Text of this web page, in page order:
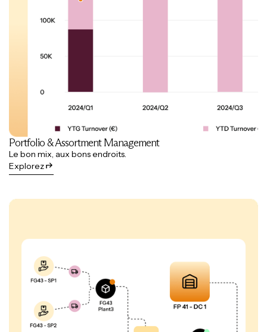
Portfolio & Assortment Management
Le bon mix, aux bons endroits.
Explorez